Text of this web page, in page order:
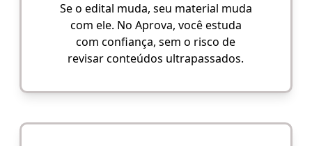
Se o edital muda, seu material muda
com ele. No Aprova, você estuda
com confiança, sem o risco de
revisar conteúdos ultrapassados.